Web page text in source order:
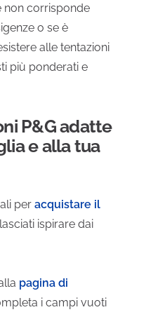
non corrisponde
o se è
alle tentazioni
più ponderati e
P&G adatte
e alla tua
per acquistare il
ispirare dai
pagina di
i campi vuoti